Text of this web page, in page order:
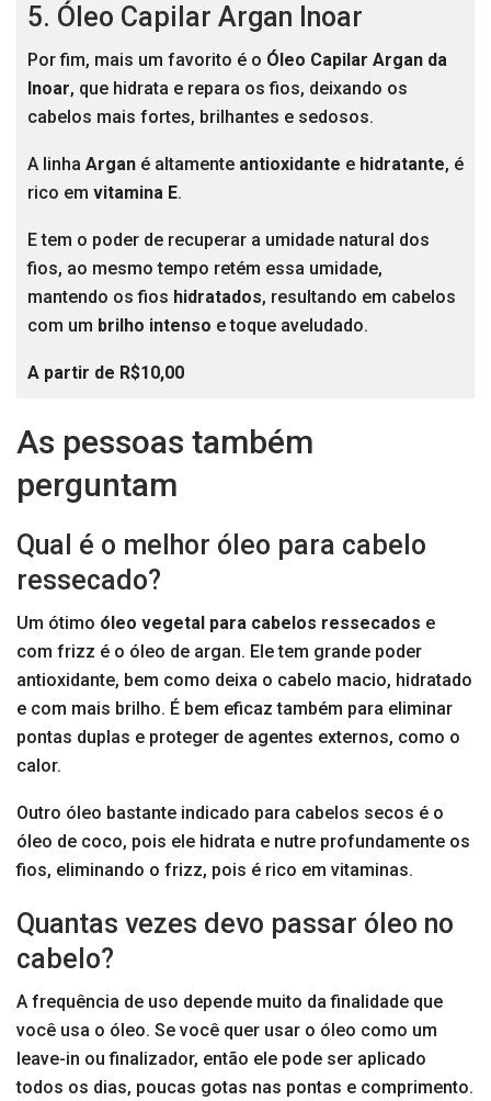
5. Óleo Capilar Argan Inoar
Por fim, mais um favorito é o Óleo Capilar Argan da
Inoar, que hidrata e repara os fios, deixando os
cabelos mais fortes, brilhantes e sedosos.
A linha Argan é altamente antioxidante e hidratante, é
rico em vitamina E.
E tem o poder de recuperar a umidade natural dos
fios, ao mesmo tempo retém essa umidade,
mantendo os fios hidratados, resultando em cabelos
com um brilho intenso e toque aveludado.
A partir de R$10,00
As pessoas também
perguntam
Qual é o melhor óleo para cabelo
ressecado?
Um ótimo óleo vegetal para cabelos ressecados e
com frizz é o óleo de argan. Ele tem grande poder
antioxidante, bem como deixa o cabelo macio, hidratado
e com mais brilho. É bem eficaz também para eliminar
pontas duplas e proteger de agentes externos, como o
calor.
Outro óleo bastante indicado para cabelos secos é o
óleo de coco, pois ele hidrata e nutre profundamente os
fios, eliminando o frizz, pois é rico em vitaminas.
Quantas vezes devo passar óleo no
cabelo?
A frequência de uso depende muito da finalidade que
você usa o óleo. Se você quer usar o óleo como um
leave-in ou finalizador, então ele pode ser aplicado
todos os dias, poucas gotas nas pontas e comprimento.